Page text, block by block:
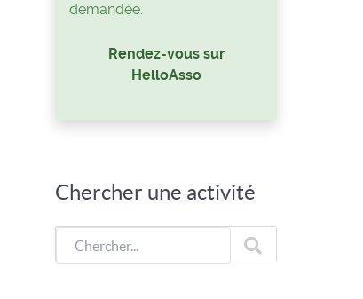
demandée.
Rendez-vous sur
HelloAsso
Chercher une activité